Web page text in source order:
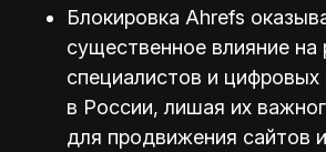
Блокировка Ahrefs
существенное влияние на
специалистов и цифровых
в России, лишая их
для продвижения сайтов